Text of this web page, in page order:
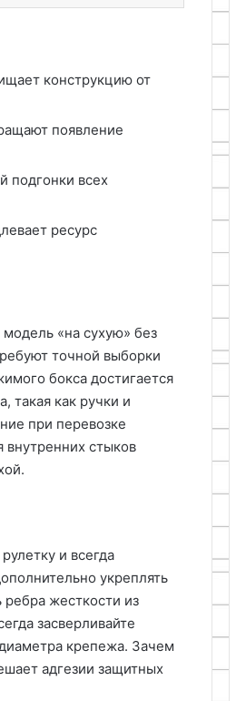
конструкцию от
появление
подгонки всех
ресурс
«на сухую» без
точной выборки
бокса достигается
такая как ручки и
при перевозке
внутренних стыков
и всегда
укреплять
жесткости из
засверливайте
крепежа. Зачем
адгезии защитных